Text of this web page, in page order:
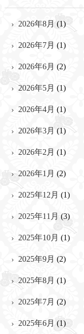
2026年8月 (1)
2026年7月 (1)
2026年6月 (2)
2026年5月 (1)
2026年4月 (1)
2026年3月 (1)
2026年2月 (1)
2026年1月 (2)
2025年12月 (1)
2025年11月 (3)
2025年10月 (1)
2025年9月 (2)
2025年8月 (1)
2025年7月 (2)
2025年6月 (1)